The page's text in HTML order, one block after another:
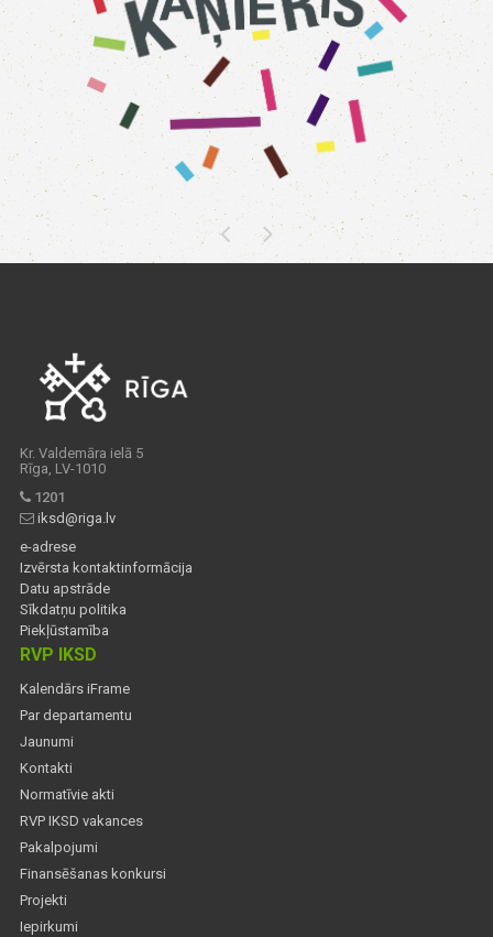
Kr. Valdemāra ielā 5
Rīga, LV-1010
1201
iksd@riga.lv
e-adrese
Izvērsta kontaktinformācija
Datu apstrāde
Sīkdatņu politika
Piekļūstamība
RVP IKSD
Kalendārs iFrame
Par departamentu
Jaunumi
Kontakti
Normatīvie akti
RVP IKSD vakances
Pakalpojumi
Finansēšanas konkursi
Projekti
Iepirkumi